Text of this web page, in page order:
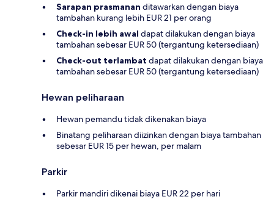
Sarapan prasmanan ditawarkan dengan biaya
tambahan kurang lebih EUR 21 per orang
Check-in lebih awal dapat dilakukan dengan biaya
tambahan sebesar EUR 50 (tergantung ketersediaan)
Check-out terlambat dapat dilakukan dengan biaya
tambahan sebesar EUR 50 (tergantung ketersediaan)
Hewan peliharaan
Hewan pemandu tidak dikenakan biaya
Binatang peliharaan diizinkan dengan biaya tambahan
sebesar EUR 15 per hewan, per malam
Parkir
Parkir mandiri dikenai biaya EUR 22 per hari